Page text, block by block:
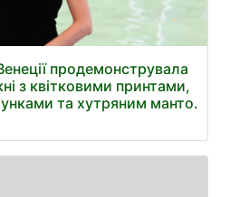
продемонструвала
з квітковими принтами,
та хутряним манто.